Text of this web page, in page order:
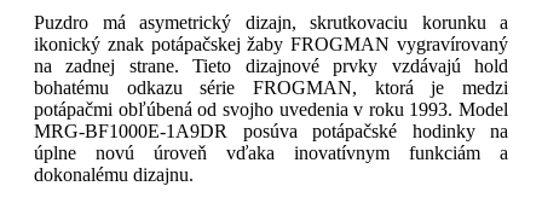
Puzdro má asymetrický dizajn, skrutkovaciu korunku a
ikonický znak potápačskej žaby FROGMAN vygravírovaný
na zadnej strane. Tieto dizajnové prvky vzdávajú hold
bohatému odkazu série FROGMAN, ktorá je medzi
potápačmi obľúbená od svojho uvedenia v roku 1993. Model
MRG-BF1000E-1A9DR posúva potápačské hodinky na
úplne novú úroveň vďaka inovatívnym funkciám a
dokonalému dizajnu.